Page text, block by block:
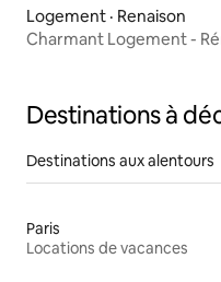
Logement · Renaison
Charmant Logement -
Destinations à
Destinations aux alentours
Paris
Locations de vacances